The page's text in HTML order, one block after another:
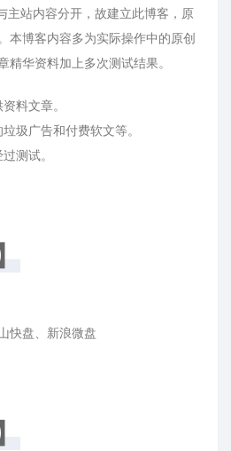
主站内容分开，故建立此博客，原
本博客内容多为实际操作中的原创
精华资料加上多次测试结果。
料文章。
圾广告和付费软文等。
测试。
快盘、新浪微盘